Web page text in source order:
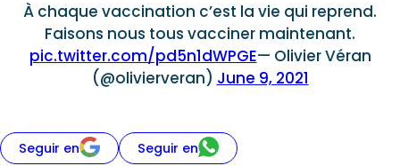
À chaque vaccination c’est la vie qui reprend.
Faisons nous tous vacciner maintenant.
pic.twitter.com/pd5n1dWPGE— Olivier Véran
(@olivierveran) June 9, 2021
Seguir en Seguir en